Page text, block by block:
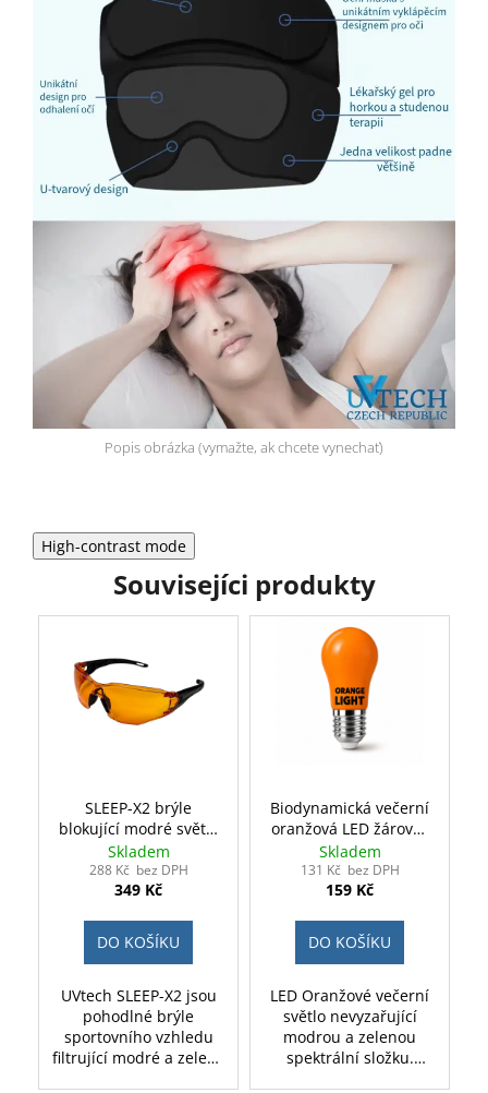
Popis obrázka (vymažte, ak chcete vynechať)
High-contrast mode
Souvisejíci produkty
SLEEP-X2 brýle
blokující modré světlo
- oranžové
Skladem
288 Kč bez DPH
349 Kč
DO KOŠÍKU
UVtech SLEEP-X2 jsou
pohodlné brýle
sportovního vzhledu
filtrující modré a zelené
Biodynamická večerní
oranžová LED žárovka
E27 3W
Skladem
131 Kč bez DPH
159 Kč
DO KOŠÍKU
LED Oranžové večerní
světlo nevyzařující
modrou a zelenou
spektrální složku.